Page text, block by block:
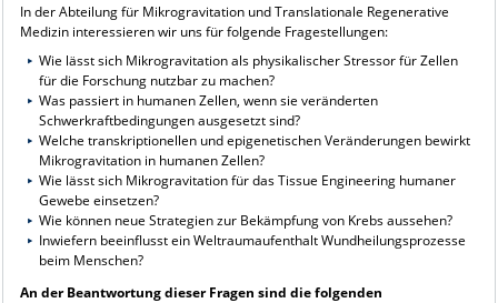
In der Abteilung für Mikrogravitation und Translationale Regenerative
Medizin interessieren wir uns für folgende Fragestellungen:
Wie lässt sich Mikrogravitation als physikalischer Stressor für Zellen
für die Forschung nutzbar zu machen?
Was passiert in humanen Zellen, wenn sie veränderten
Schwerkraftbedingungen ausgesetzt sind?
Welche transkriptionellen und epigenetischen Veränderungen bewirkt
Mikrogravitation in humanen Zellen?
Wie lässt sich Mikrogravitation für das Tissue Engineering humaner
Gewebe einsetzen?
Wie können neue Strategien zur Bekämpfung von Krebs aussehen?
Inwiefern beeinflusst ein Weltraumaufenthalt Wundheilungsprozesse
beim Menschen?
An der Beantwortung dieser Fragen sind die folgenden